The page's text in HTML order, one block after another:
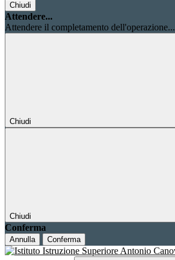
Chiudi
Attendere...
Attendere il completamento dell'operazione...
Chiudi
Chiudi
Conferma
Annulla Conferma